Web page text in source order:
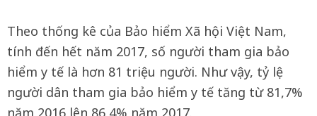
Theo thống kê của Bảo hiểm Xã hội Việt Nam,
tính đến hết năm 2017, số người tham gia bảo
hiểm y tế là hơn 81 triệu người. Như vậy, tỷ lệ
người dân tham gia bảo hiểm y tế tăng từ 81,7%
năm 2016 lên 86,4% năm 2017.